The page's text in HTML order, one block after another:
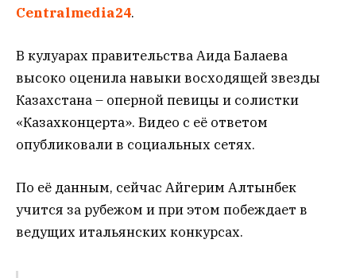
Centralmedia24.
В кулуарах правительства Аида Балаева
высоко оценила навыки восходящей звезды
Казахстана – оперной певицы и солистки
«Казахконцерта». Видео с её ответом
опубликовали в социальных сетях.
По её данным, сейчас Айгерим Алтынбек
учится за рубежом и при этом побеждает в
ведущих итальянских конкурсах.